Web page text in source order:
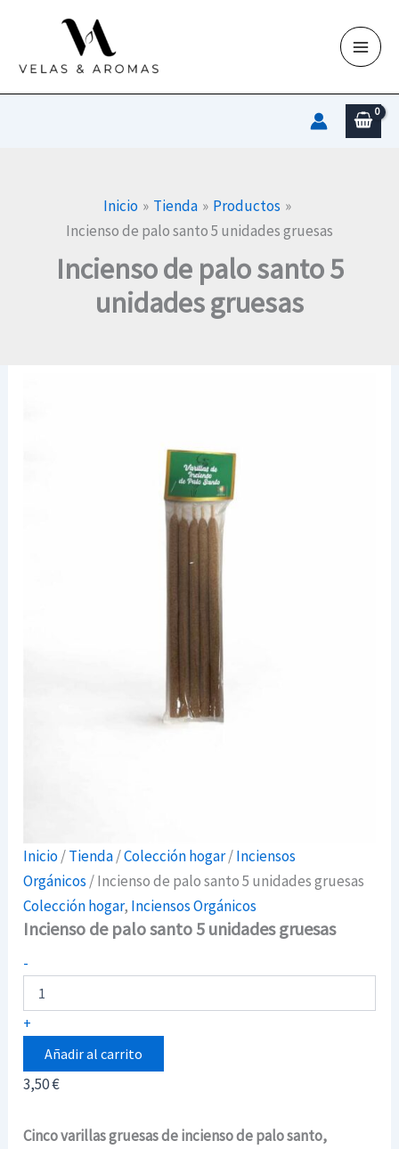
contenido
Inicio Tienda
Productos
Incienso de palo santo 5 unidades gruesas
Incienso de palo santo 5
unidades gruesas
Inicio/Tienda/Colección hogar/Inciensos
Orgánicos / Incienso de palo santo 5 unidades gruesas
Colección hogar, Inciensos Orgánicos
Incienso de palo santo 5 unidades gruesas
-
de
palo
santo
5
unidades
cantidad
+
Añadir al carrito
3,50€
Cinco varillas gruesas de incienso de palo santo,